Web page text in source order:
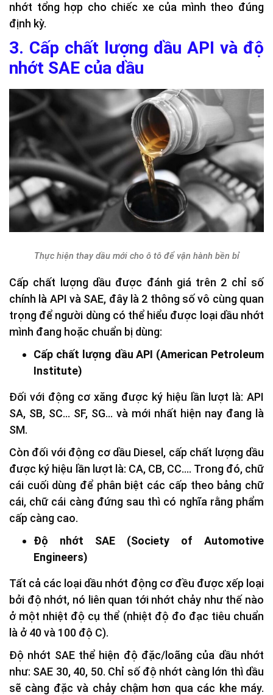
nhớt tổng hợp cho chiếc xe của mình theo đúng
định kỳ.
3. Cấp chất lượng dầu API và độ
nhớt SAE của dầu
Thực hiện thay dầu mới cho ô tô để vận hành bền bỉ
Cấp chất lượng dầu được đánh giá trên 2 chỉ số
chính là API và SAE, đây là 2 thông số vô cùng quan
trọng để người dùng có thể hiểu được loại dầu nhớt
mình đang hoặc chuẩn bị dùng:
Cấp chất lượng dầu API (American Petroleum
Institute)
Đối với động cơ xăng được ký hiệu lần lượt là: API
SA, SB, SC… SF, SG… và mới nhất hiện nay đang là
SM.
Còn đối với động cơ dầu Diesel, cấp chất lượng dầu
được ký hiệu lần lượt là: CA, CB, CC…. Trong đó, chữ
cái cuối dùng để phân biệt các cấp theo bảng chữ
cái, chữ cái càng đứng sau thì có nghĩa rằng phẩm
cấp càng cao.
Độ nhớt SAE (Society of Automotive
Engineers)
Tất cả các loại dầu nhớt động cơ đều được xếp loại
bởi độ nhớt, nó liên quan tới nhớt chảy như thế nào
ở một nhiệt độ cụ thể (nhiệt độ đo đạc tiêu chuẩn
là ở 40 và 100 độ C).
Độ nhớt SAE thể hiện độ đặc/loãng của dầu nhớt
như: SAE 30, 40, 50. Chỉ số độ nhớt càng lớn thì dầu
sẽ càng đặc và chảy chậm hơn qua các khe máy.